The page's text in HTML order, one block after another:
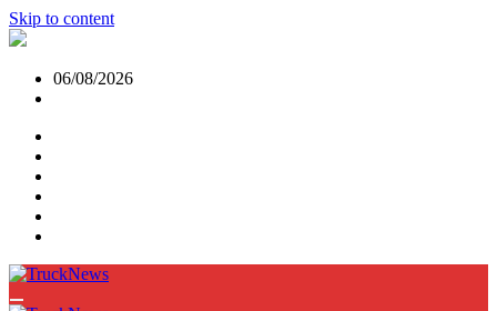
Skip to content
06/08/2026